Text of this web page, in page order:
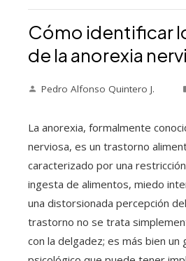
Cómo identificar
de la anorexia
Pedro Alfonso Quintero J.
La anorexia, formalmente
nerviosa, es un trastorno
caracterizado por una
ingesta de alimentos, miedo
una distorsionada percepción
trastorno no se trata
con la delgadez; es más bien un